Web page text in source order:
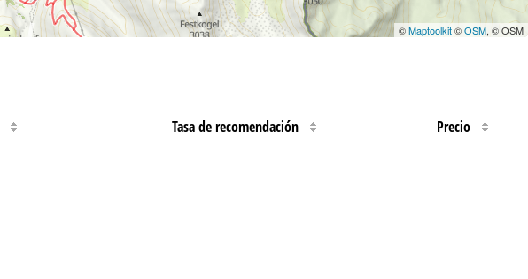
©Maptoolkit©OSM, © OSM
Tasa de recomendación Precio